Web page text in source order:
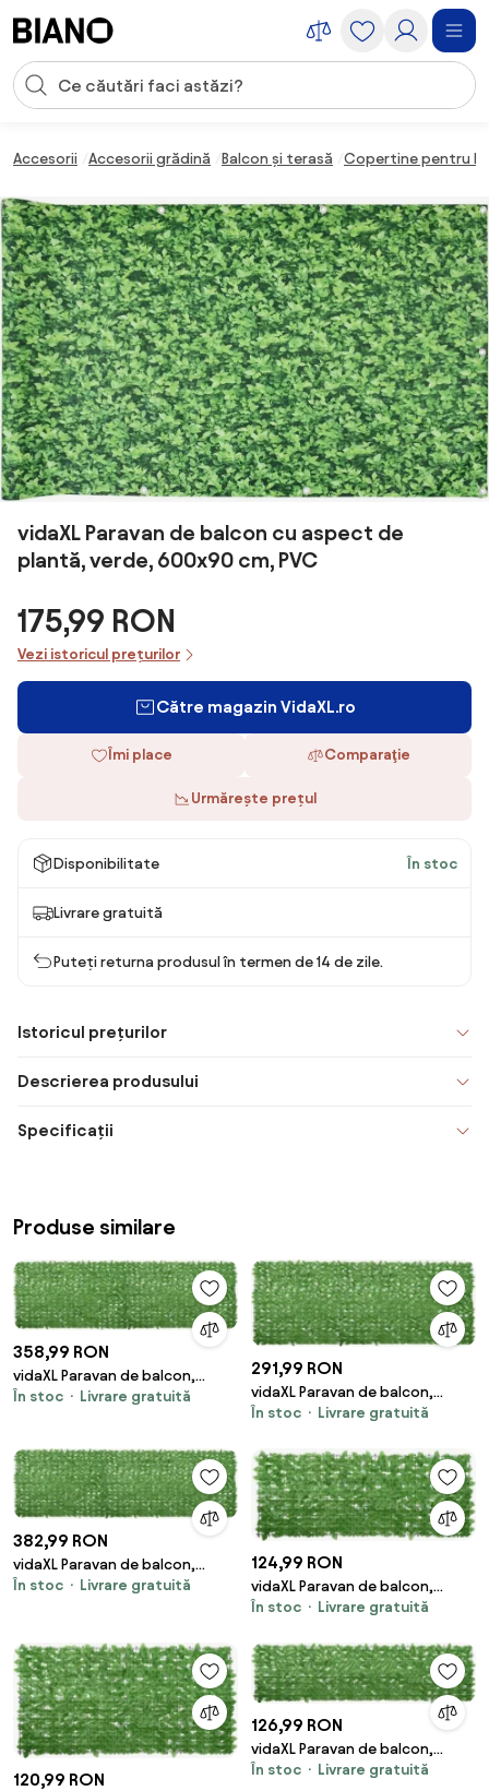
Introducerea căutării
Accesorii Accesorii grădină Balcon și terasă Copertine pentru
vidaXL Paravan de balcon cu aspect de
plantă, verde, 600x90 cm, PVC
175,99 RON
Vezi istoricul prețurilor
Către magazin VidaXL.ro
Îmi place Comparaţie
Urmărește prețul
Disponibilitate În stoc
Livrare gratuită
Puteți returna produsul în termen de 14 de zile.
Istoricul prețurilor
Descrierea produsului
Specificații
Produse similare
358,99 RON
vidaXL Paravan de balcon,
frunze verzi, 500x150 cm
În stoc Livrare gratuită
291,99 RON
vidaXL Paravan de balcon,
frunze verzi, 400x150 cm
În stoc Livrare gratuită
382,99 RON
vidaXL Paravan de balcon,
frunze verzi, 600x150 cm
În stoc Livrare gratuită
124,99 RON
vidaXL Paravan de balcon,
frunze verzi, 200x75 cm
În stoc Livrare gratuită
120,99 RON
126,99 RON
vidaXL Paravan de balcon,
frunze verzi, 300x75 cm
În stoc Livrare gratuită